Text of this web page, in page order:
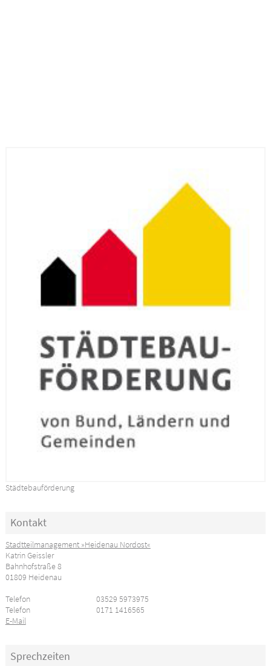
Städtebauförderung
Kontakt
Stadtteilmanagement »Heidenau Nordost«
Katrin Geissler
Bahnhofstraße 8
01809 Heidenau
Telefon
03529 5973975
Telefon
0171 1416565
E-Mail
Sprechzeiten